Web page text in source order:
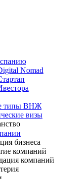
Nomad
типы ВНЖ
визы
бизнеса
компаний
компаний